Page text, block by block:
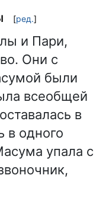
[ред.]
и Пари,
Они с
были
всеобщей
в
в одного
упала с